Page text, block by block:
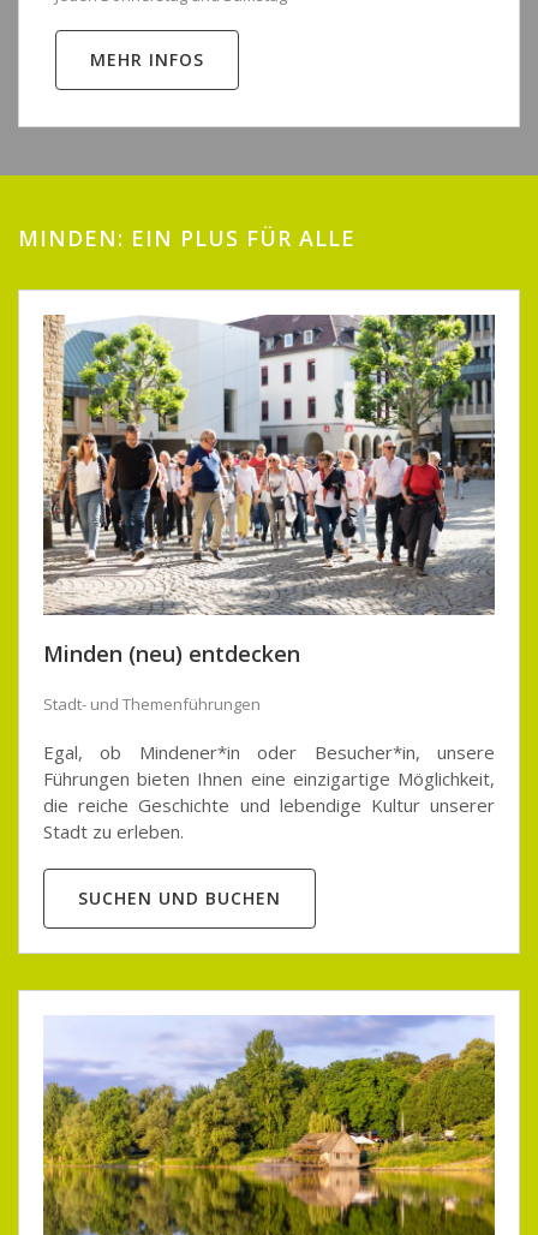
MEHR INFOS
MINDEN: EIN PLUS FÜR ALLE
Minden (neu) entdecken
Stadt- und Themenführungen
Egal, ob Mindener*in oder Besucher*in, unsere
Führungen bieten Ihnen eine einzigartige Möglichkeit,
die reiche Geschichte und lebendige Kultur unserer
Stadt zu erleben.
SUCHEN UND BUCHEN